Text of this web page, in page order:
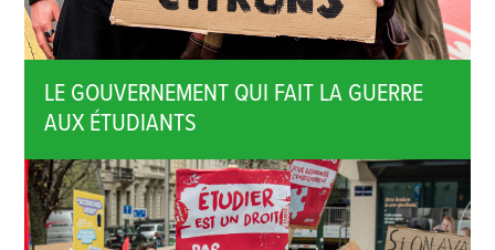
LE GOUVERNEMENT QUI FAIT LA GUERRE
AUX ÉTUDIANTS